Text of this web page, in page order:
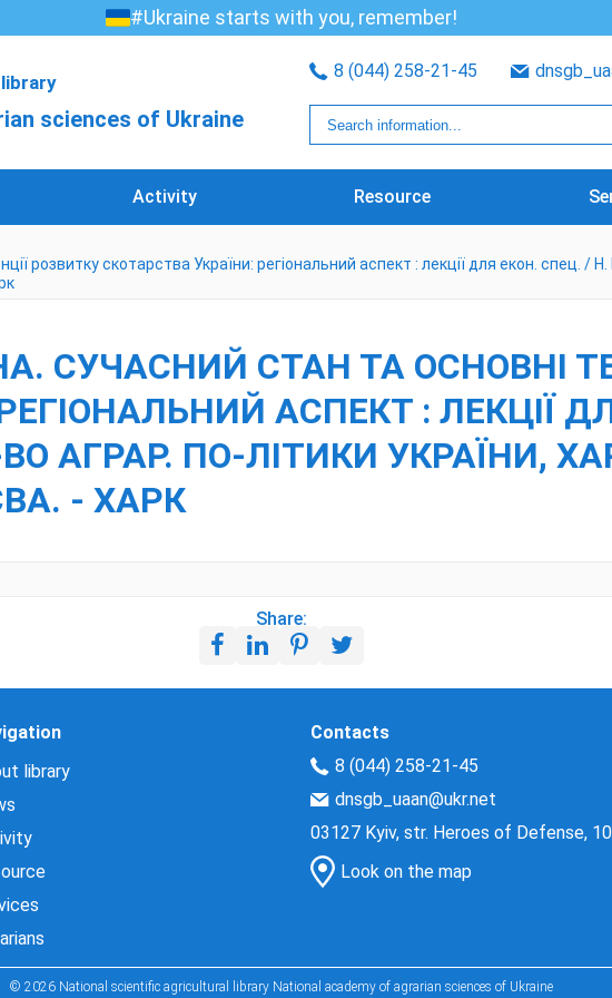
#Ukraine starts with you, remember!
sciences of Ukraine
8 (044) 258-21-45
Activity Resource
розвитку скотарства України: регіональний аспект : лекції для екон. спец. /
СУЧАСНИЙ СТАН ТА ОСНОВНІ
АСПЕКТ : ЛЕКЦІЇ
АГРАР. ПО-ЛІТИКИ УКРАЇНИ,
- ХАРК
Share:
library
Contacts
8 (044) 258-21-45
dnsgb_uaan@ukr.net
03127 Kyiv, str. Heroes of Defense, 10
Look on the map
© 2026 National scientific agricultural library National academy of agrarian sciences of Ukraine